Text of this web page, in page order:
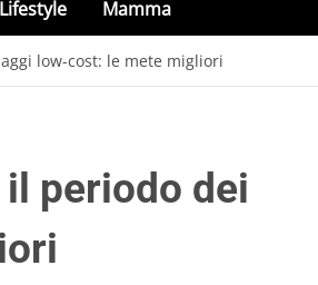
Lifestyle Mamma
low-cost: le mete migliori
periodo dei